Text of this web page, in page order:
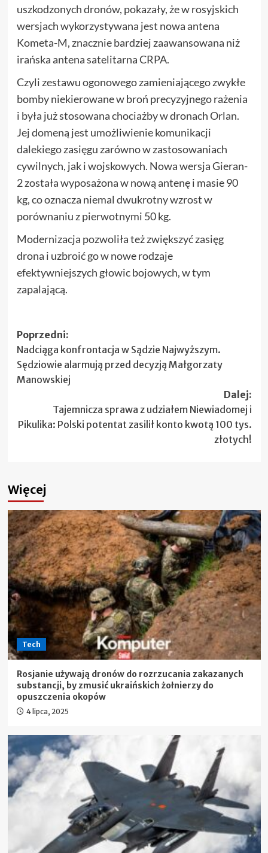
uszkodzonych dronów, pokazały, że w rosyjskich
wersjach wykorzystywana jest nowa antena
Kometa-M, znacznie bardziej zaawansowana niż
irańska antena satelitarna CRPA.
Czyli zestawu ogonowego zamieniającego zwykłe
bomby niekierowane w broń precyzyjnego rażenia
i była już stosowana chociażby w dronach Orlan.
Jej domeną jest umożliwienie komunikacji
dalekiego zasięgu zarówno w zastosowaniach
cywilnych, jak i wojskowych. Nowa wersja Gieran-
2 została wyposażona w nową antenę i masie 90
kg, co oznacza niemal dwukrotny wzrost w
porównaniu z pierwotnymi 50 kg.
Modernizacja pozwoliła też zwiększyć zasięg
drona i uzbroić go w nowe rodzaje
efektywniejszych głowic bojowych, w tym
zapalającą.
Zobacz
wpisy
Poprzedni:
Nadciąga konfrontacja w Sądzie Najwyższym.
Sędziowie alarmują przed decyzją Małgorzaty
Manowskiej
Dalej:
Tajemnicza sprawa z udziałem Niewiadomej i
Pikulika: Polski potentat zasilił konto kwotą 100 tys.
złotych!
Więcej
Tech
Rosjanie używają dronów do rozrzucania zakazanych
substancji, by zmusić ukraińskich żołnierzy do
opuszczenia okopów
4 lipca, 2025